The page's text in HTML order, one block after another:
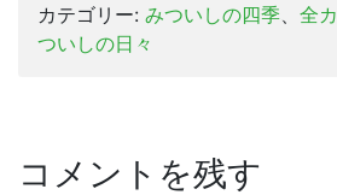
カテゴリー: みついしの四季 全
ついしの日々
コメントを残す